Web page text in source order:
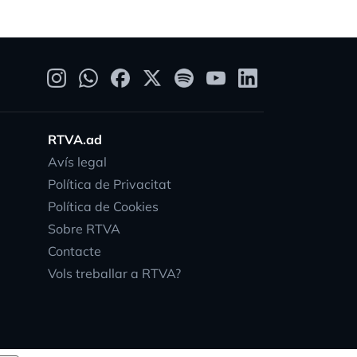
RTVA.ad
Avís legal
Política de Privacitat
Política de Cookies
Sobre RTVA
Contacte
Vols treballar a RTVA?